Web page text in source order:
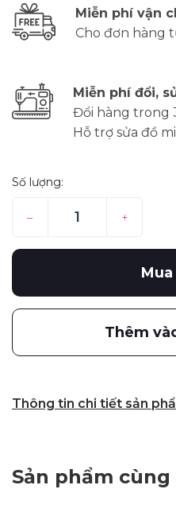
Miễn phí vận
Cho đơn hàng
Miễn phí đổi,
Đổi hàng trong
Hỗ trợ sửa đồ
Số lượng:
– +
Thêm
Thông tin chi tiết sản
Sản phẩm cùng